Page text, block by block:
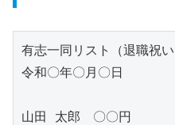
有志一同リスト（退職祝い
令和〇年〇月〇日
山田 太郎　〇〇円